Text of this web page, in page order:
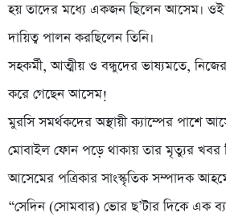
হয় তাদের মধ্যে একজন ছিলেন আসেম। ওই
দায়িত্ব পালন করছিলেন তিনি।
সহকর্মী, আত্মীয় ও বন্ধুদের ভাষ্যমতে,
করে গেছেন ‍আসেম!
মুরসি সমর্থকদের অস্থায়ী ক্যাম্পের পাশে
মোবাইল ফোন পড়ে থাকায় তার মৃত্যুর খবর
আসেমের পত্রিকার সাংস্কৃতিক সম্পাদক
“সেদিন (সোমবার) ভোর ছ’টার দিকে এক